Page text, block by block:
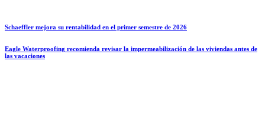
Schaeffler mejora su rentabilidad en el primer semestre de 2026
Eagle Waterproofing recomienda revisar la impermeabilización de las viviendas antes de
las vacaciones